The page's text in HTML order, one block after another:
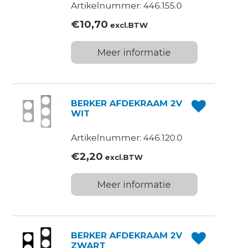
Artikelnummer: 446.155.0
€10,70 excl.BTW
Meer informatie
BERKER AFDEKRAAM 2V
WIT
Artikelnummer: 446.120.0
€2,20 excl.BTW
Meer informatie
BERKER AFDEKRAAM 2V
ZWART